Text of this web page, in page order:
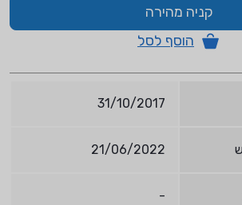
קניה מהירה
הוסף לסל
31/10/2017
21/06/2022
-